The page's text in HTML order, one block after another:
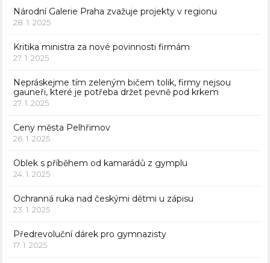
Národní Galerie Praha zvažuje projekty v regionu
28. 1. 2025
Kritika ministra za nové povinnosti firmám
27. 1. 2025
Nepráskejme tím zeleným bičem tolik, firmy nejsou
gauneři, které je potřeba držet pevně pod krkem
27. 1. 2025
Ceny města Pelhřimov
26. 1. 2025
Oblek s příběhem od kamarádů z gymplu
24. 1. 2025
Ochranná ruka nad českými dětmi u zápisu
23. 1. 2025
Předrevoluční dárek pro gymnazisty
17. 1. 2025